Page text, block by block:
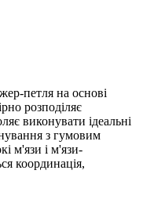
петля на основі
розподіляє
виконувати ідеальні
з гумовим
м'язи і м'язи-
координація,